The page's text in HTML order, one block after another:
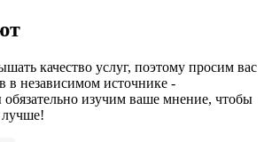
качество услуг, поэтому просим вас
в независимом источнике -
изучим ваше мнение, чтобы
лучше!